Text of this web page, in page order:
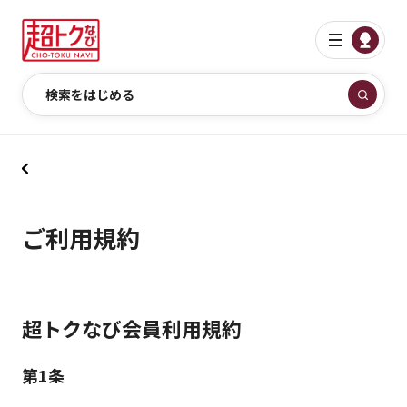
検索をはじめる
ご利用規約
超トクなび会員利用規約
第1条